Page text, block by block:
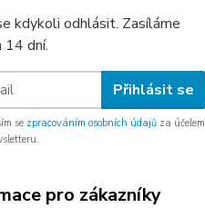
kdykoli odhlásit. Zasíláme
14 dní.
Přihlásit se
se zpracováním osobních údajů za účelem
pro zákazníky